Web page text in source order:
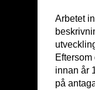
Arbetet
innan år
på